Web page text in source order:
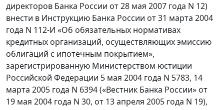
директоров Банка России от 28 мая 2007 года N 12)
внести в Инструкцию Банка России от 31 марта 2004
года N 112-И «Об обязательных нормативах
кредитных организаций, осуществляющих эмиссию
облигаций с ипотечным покрытием»,
зарегистрированную Министерством юстиции
Российской Федерации 5 мая 2004 года N 5783, 14
марта 2005 года N 6394 («Вестник Банка России» от
19 мая 2004 года N 30, от 13 апреля 2005 года N 19),